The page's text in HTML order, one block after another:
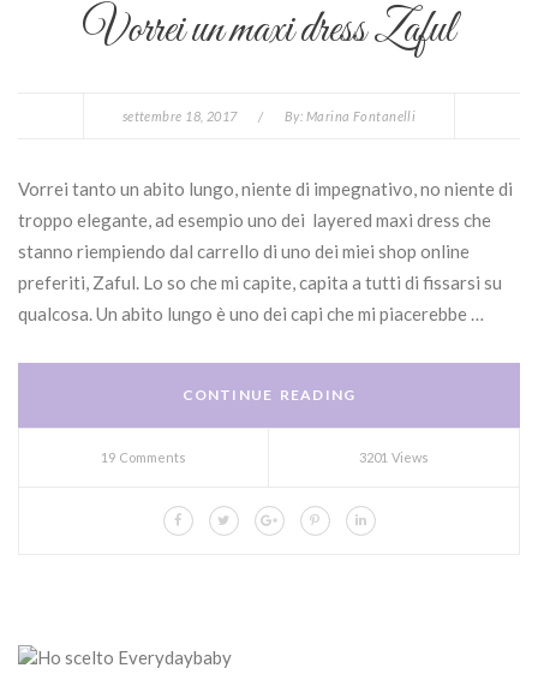
Vorrei un maxi dress Zaful
settembre 18, 2017 / By: Marina Fontanelli
Vorrei tanto un abito lungo, niente di impegnativo, no niente di
troppo elegante, ad esempio uno dei layered maxi dress che
stanno riempiendo dal carrello di uno dei miei shop online
preferiti, Zaful. Lo so che mi capite, capita a tutti di fissarsi su
qualcosa. Un abito lungo è uno dei capi che mi piacerebbe …
CONTINUE READING
19 Comments 3201 Views